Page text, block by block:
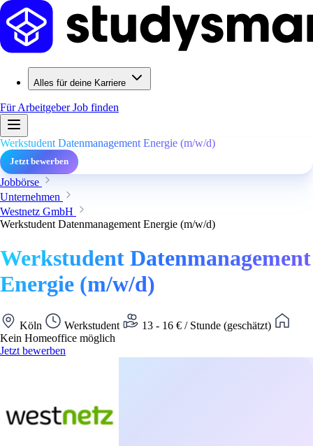
Alles für deine Karriere
Für ArbeitgeberJob finden
Werkstudent Datenmanagement Energie (m/w/d)
Jetzt bewerben
Jobbörse
Unternehmen
Westnetz GmbH
Werkstudent Datenmanagement Energie (m/w/d)
Werkstudent Datenmanagement
Energie (m/w/d)
Köln Werkstudent
13 - 16 € / Stunde (geschätzt)
Kein Homeoffice möglich
Jetzt bewerben